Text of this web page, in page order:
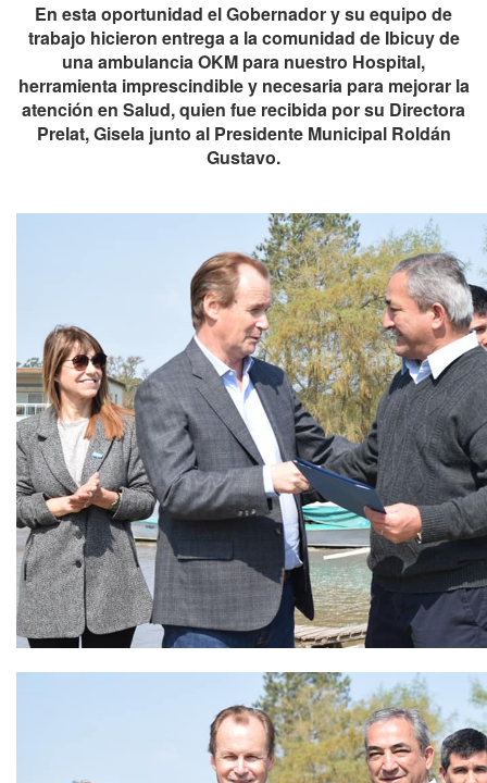
En esta oportunidad el Gobernador y su equipo de
trabajo hicieron entrega a la comunidad de Ibicuy de
una ambulancia OKM para nuestro Hospital,
herramienta imprescindible y necesaria para mejorar la
atención en Salud, quien fue recibida por su Directora
Prelat, Gisela junto al Presidente Municipal Roldán
Gustavo.